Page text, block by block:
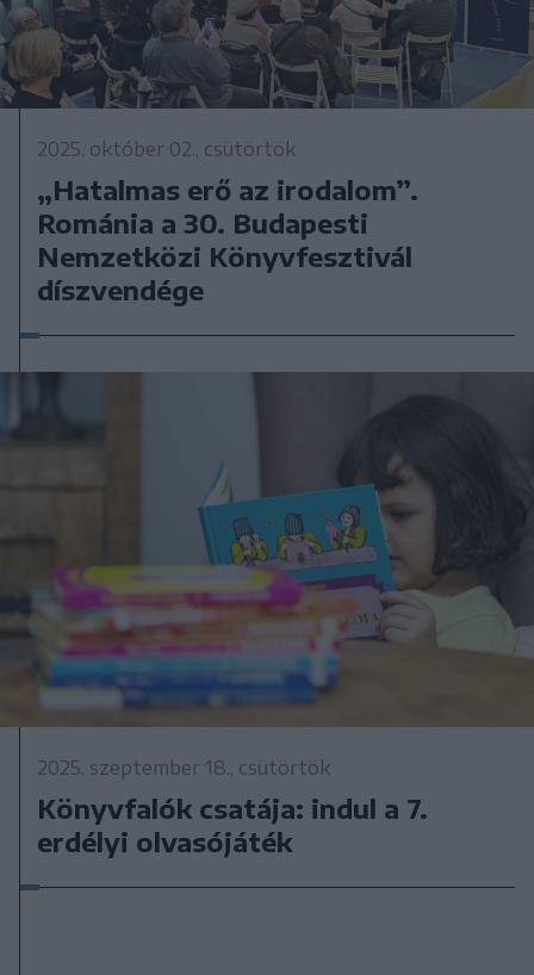
2025. október 02., csütörtök
„Hatalmas erő az irodalom”.
Románia a 30. Budapesti
Nemzetközi Könyvfesztivál
díszvendége
2025. szeptember 18., csütörtök
Könyvfalók csatája: indul a 7.
erdélyi olvasójáték